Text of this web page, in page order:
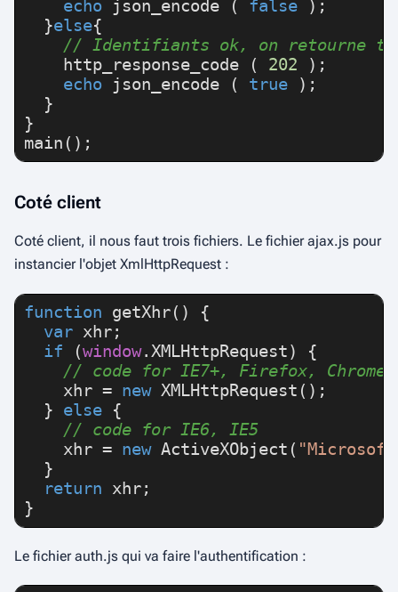
echo json_encode ( false );
  }
else{
// Identifiants ok, on retourne
http_response_code ( 202 );
echo json_encode ( true );
  }
main ();
Coté client
Coté client, il nous faut trois fichiers. Le fichierajax.js pour
instancier l'objet XmlHttpRequest :
function getXhr( ) {
var xhr;
if (window.XMLHttpRequest) {
// code for IE7+, Firefox,
    xhr =
new XMLHttpRequest ();
  }
else {
// code for IE6, IE5
    xhr =
new ActiveXObject (
  }
return xhr;
}
Le fichierauth.js qui va faire l'authentification :